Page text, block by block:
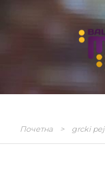
Почетна > grcki